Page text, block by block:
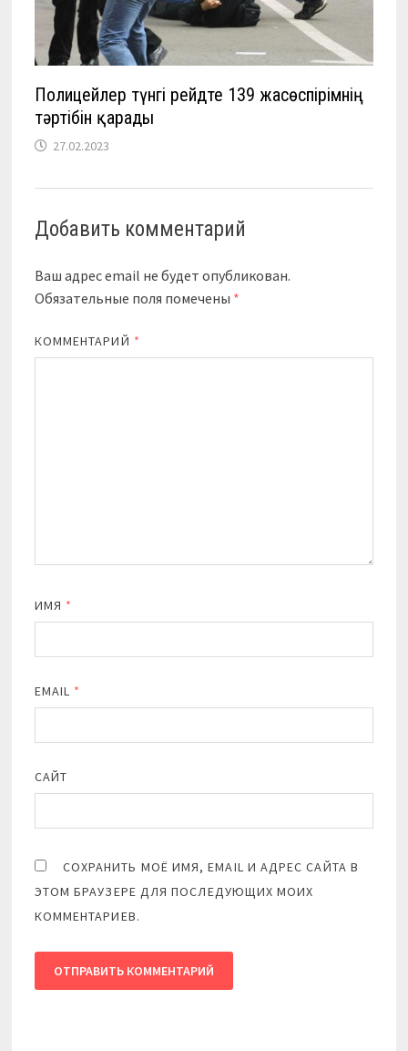
Полицейлер түнгі рейдте 139 жасөспірімнің
тәртібін қарады
27.02.2023
Добавить комментарий
Ваш адрес email не будет опубликован.
Обязательные поля помечены *
КОММЕНТАРИЙ *
ИМЯ *
EMAIL *
САЙТ
СОХРАНИТЬ МОЁ ИМЯ, EMAIL И АДРЕС САЙТА В
ЭТОМ БРАУЗЕРЕ ДЛЯ ПОСЛЕДУЮЩИХ МОИХ
КОММЕНТАРИЕВ.